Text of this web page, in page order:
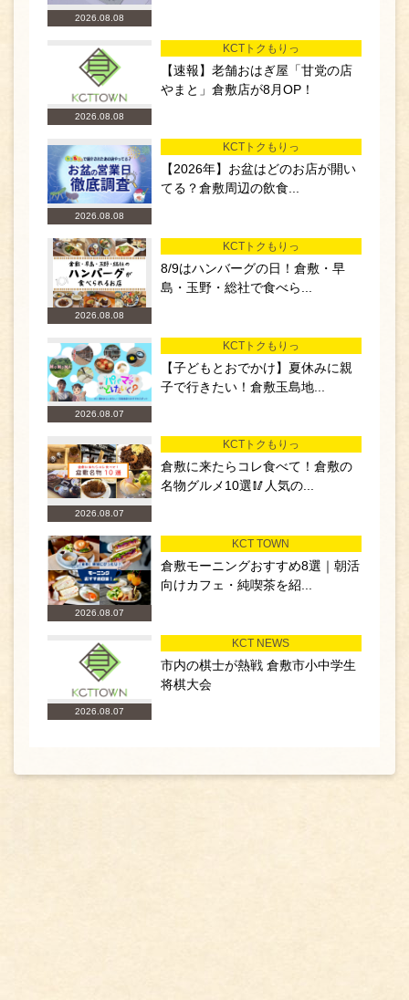
2026.08.08
2026.08.08
KCTトクもりっ
【速報】老舗おはぎ屋「甘党の店
やまと」倉敷店が8月OP！
2026.08.08
KCTトクもりっ
【2026年】お盆はどのお店が開い
てる？倉敷周辺の飲食...
2026.08.08
KCTトクもりっ
8/9はハンバーグの日！倉敷・早
島・玉野・総社で食べら...
2026.08.07
KCTトクもりっ
【子どもとおでかけ】夏休みに親
子で行きたい！倉敷玉島地...
2026.08.07
KCTトクもりっ
倉敷に来たらコレ食べて！倉敷の
名物グルメ10選🥢人気の...
2026.08.07
KCT TOWN
倉敷モーニングおすすめ8選｜朝活
向けカフェ・純喫茶を紹...
2026.08.07
KCT NEWS
市内の棋士が熱戦 倉敷市小中学生
将棋大会